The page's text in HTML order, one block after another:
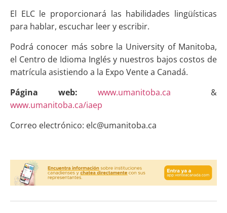
El ELC le proporcionará las habilidades lingüísticas
para hablar, escuchar leer y escribir.
Podrá conocer más sobre la University of Manitoba,
el Centro de Idioma Inglés y nuestros bajos costos de
matrícula asistiendo a la Expo Vente a Canadá.
Página web: www.umanitoba.ca &
www.umanitoba.ca/iaep
Correo electrónico: elc@umanitoba.ca